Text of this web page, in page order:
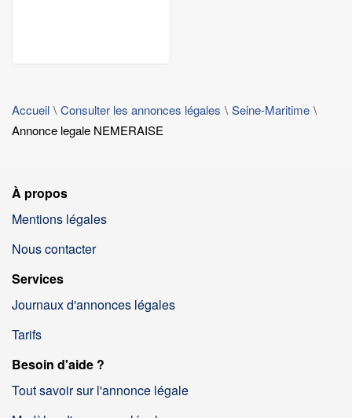
Accueil Consulter les annonces légales
Seine-Maritime
Annonce legale NEMERAISE
À propos
Mentions légales
Nous contacter
Services
Journaux d'annonces légales
Tarifs
Besoin d'aide ?
Tout savoir sur l'annonce légale